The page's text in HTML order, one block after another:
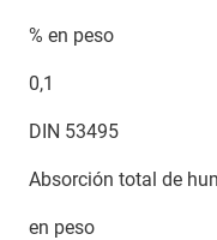
% en peso
0,1
DIN 53495
Absorción total de
en peso